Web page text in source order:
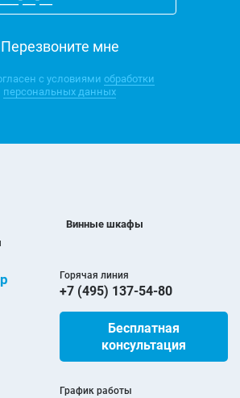
с условиями обработки
персональных данных
Винные шкафы
Горячая линия
+7 (495) 137-54-80
Бесплатная
консультация
График работы